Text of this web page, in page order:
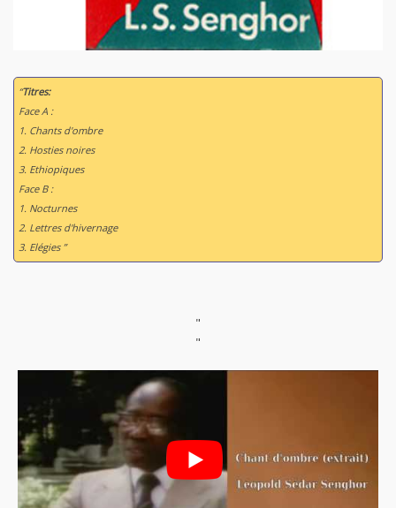
“Titres:
Face A :
1. Chants d'ombre
2. Hosties noires
3. Ethiopiques
Face B :
1. Nocturnes
2. Lettres d'hivernage
3. Elégies ”
"
"